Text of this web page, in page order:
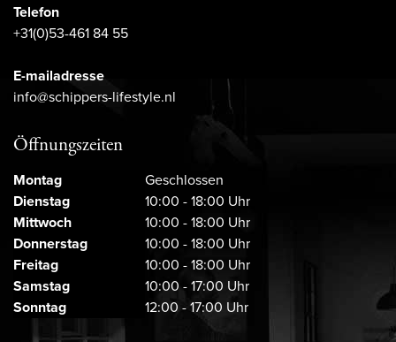
Telefon
+31(0)53-461 84 55
E-mailadresse
info@schippers-lifestyle.nl
Öffnungszeiten
Montag
Geschlossen
Dienstag
10:00 - 18:00 Uhr
Mittwoch
10:00 - 18:00 Uhr
Donnerstag
10:00 - 18:00 Uhr
Freitag
10:00 - 18:00 Uhr
Samstag
10:00 - 17:00 Uhr
Sonntag
12:00 - 17:00 Uhr